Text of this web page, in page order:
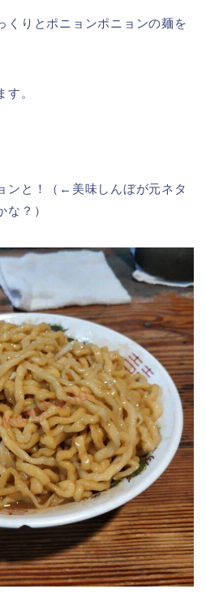
くりとポニョンポニョンの麺を
。
ンと！（←美味しんぼが元ネタ
？）